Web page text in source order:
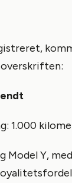
1.000
Model Y,